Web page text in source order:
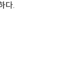
다.